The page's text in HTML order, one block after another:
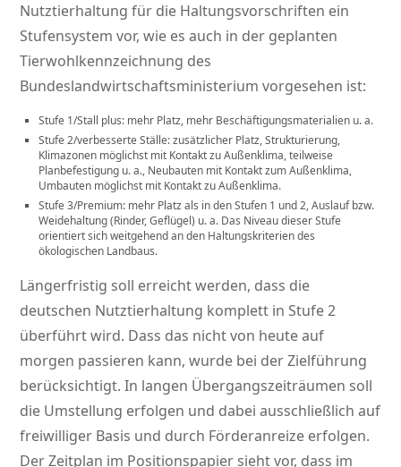
Nutztierhaltung für die Haltungsvorschriften ein
Stufensystem vor, wie es auch in der geplanten
Tierwohlkennzeichnung des
Bundeslandwirtschaftsministerium vorgesehen ist:
Stufe 1/Stall plus: mehr Platz, mehr Beschäftigungsmaterialien u. a.
Stufe 2/verbesserte Ställe: zusätzlicher Platz, Strukturierung,
Klimazonen möglichst mit Kontakt zu Außenklima, teilweise
Planbefestigung u. a., Neubauten mit Kontakt zum Außenklima,
Umbauten möglichst mit Kontakt zu Außenklima.
Stufe 3/Premium: mehr Platz als in den Stufen 1 und 2, Auslauf bzw.
Weidehaltung (Rinder, Geflügel) u. a. Das Niveau dieser Stufe
orientiert sich weitgehend an den Haltungskriterien des
ökologischen Landbaus.
Längerfristig soll erreicht werden, dass die
deutschen Nutztierhaltung komplett in Stufe 2
überführt wird. Dass das nicht von heute auf
morgen passieren kann, wurde bei der Zielführung
berücksichtigt. In langen Übergangszeiträumen soll
die Umstellung erfolgen und dabei ausschließlich auf
freiwilliger Basis und durch Förderanreize erfolgen.
Der Zeitplan im Positionspapier sieht vor, dass im